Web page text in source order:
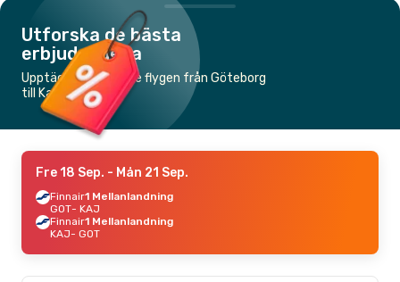
Utforska de bästa
erbjudandena
Upptäck de billigaste flygen från Göteborg
till Kajaani
Fre 18 Sep. - Mån 21 Sep.
Finnair1 Mellanlandning
GOT- KAJ
Finnair1 Mellanlandning
KAJ- GOT